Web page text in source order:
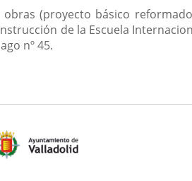
obras (proyecto básico
de la Escuela
nº 45.